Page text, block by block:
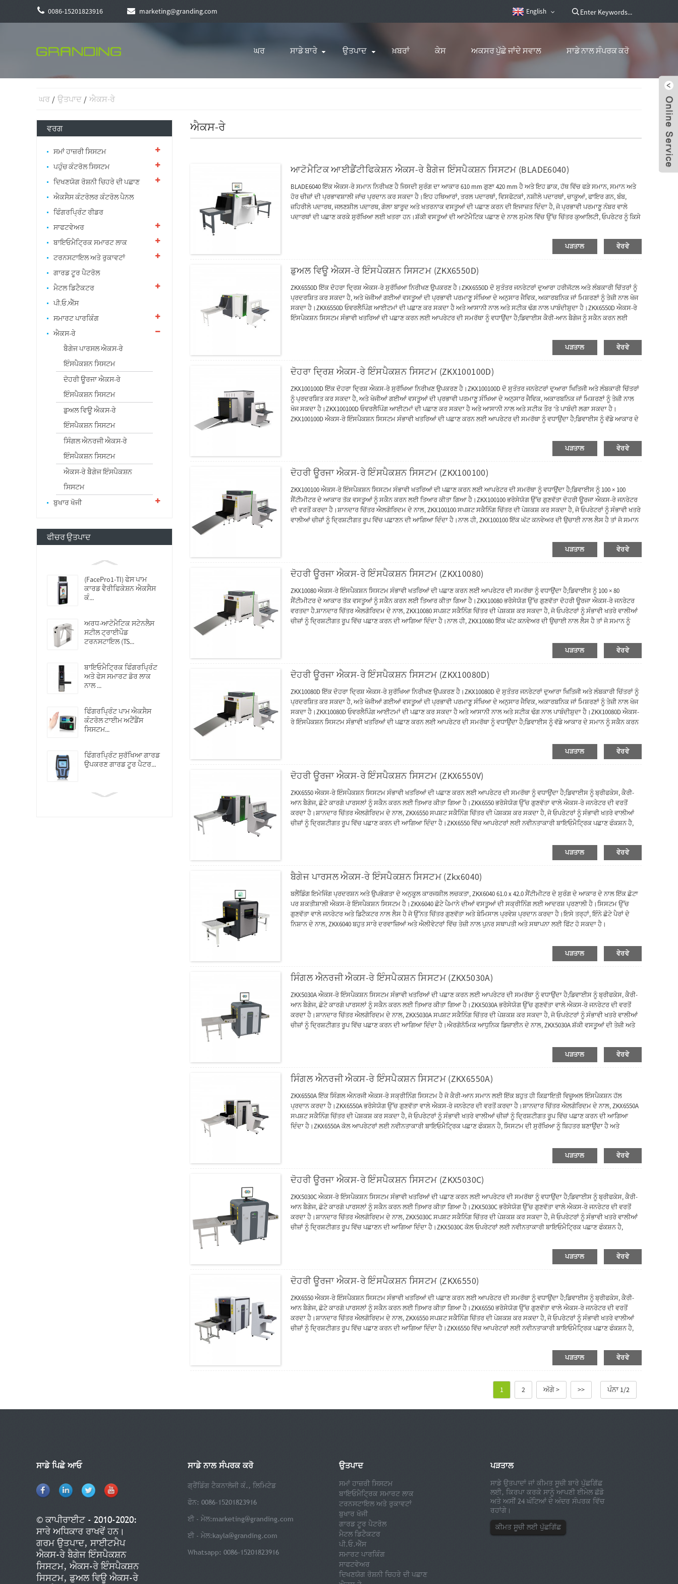
0086-15201823916 marketing@granding.com English
ਘਰ ਸਾਡੇ ਬਾਰੇ ਉਤਪਾਦ ਖ਼ਬਰਾਂ ਕੇਸ ਅਕਸਰ ਪੁੱਛੇ ਜਾਂਦੇ ਸਵਾਲ ਸਾਡੇ ਨਾਲ ਸੰਪਰਕ ਕਰੋ
ਘਰ ਉਤਪਾਦ ਐਕਸ-ਰੇ
ਵਰਗ
ਸਮਾਂ ਹਾਜ਼ਰੀ ਸਿਸਟਮ
ਪਹੁੰਚ ਕੰਟਰੋਲ ਸਿਸਟਮ
ਦਿਖਣਯੋਗ ਰੋਸ਼ਨੀ ਚਿਹਰੇ ਦੀ ਪਛਾਣ
ਐਕਸੈਸ ਕੰਟਰੋਲਰ ਕੰਟਰੋਲ ਪੈਨਲ
ਫਿੰਗਰਪ੍ਰਿੰਟ ਰੀਡਰ
ਸਾਫਟਵੇਅਰ
ਬਾਇਓਮੈਟ੍ਰਿਕ ਸਮਾਰਟ ਲਾਕ
ਟਰਨਸਟਾਇਲ ਅਤੇ ਰੁਕਾਵਟਾਂ
ਗਾਰਡ ਟੂਰ ਪੈਟਰੋਲ
ਮੈਟਲ ਡਿਟੈਕਟਰ
ਪੀ.ਓ.ਐੱਸ
ਸਮਾਰਟ ਪਾਰਕਿੰਗ
ਐਕਸ-ਰੇ
ਬੈਗੇਜ ਪਾਰਸਲ ਐਕਸ-ਰੇ
ਇੰਸਪੈਕਸ਼ਨ ਸਿਸਟਮ
ਦੋਹਰੀ ਊਰਜਾ ਐਕਸ-ਰੇ
ਇੰਸਪੈਕਸ਼ਨ ਸਿਸਟਮ
ਡੁਅਲ ਵਿਊ ਐਕਸ-ਰੇ
ਇੰਸਪੈਕਸ਼ਨ ਸਿਸਟਮ
ਸਿੰਗਲ ਐਨਰਜੀ ਐਕਸ-ਰੇ
ਇੰਸਪੈਕਸ਼ਨ ਸਿਸਟਮ
ਐਕਸ-ਰੇ ਬੈਗੇਜ ਇੰਸਪੈਕਸ਼ਨ
ਸਿਸਟਮ
ਬੁਖਾਰ ਖੋਜੀ
ਫੀਚਰ ਉਤਪਾਦ
(FacePro1-TI) ਫੇਸ ਪਾਮ
ਕਾਰਡ ਵੈਰੀਫਿਕੇਸ਼ਨ ਐਕਸੈਸ
ਕੰ...
ਅਰਧ-ਆਟੋਮੈਟਿਕ ਸਟੇਨਲੈਸ
ਸਟੀਲ ਟ੍ਰਾਈਪੌਡ
ਟਰਨਸਟਾਇਲ (TS...
ਬਾਇਓਮੈਟ੍ਰਿਕ ਫਿੰਗਰਪ੍ਰਿੰਟ
ਅਤੇ ਫੇਸ ਸਮਾਰਟ ਡੋਰ ਲਾਕ
ਨਾਲ ...
ਫਿੰਗਰਪ੍ਰਿੰਟ ਪਾਮ ਐਕਸੈਸ
ਕੰਟਰੋਲ ਟਾਈਮ ਅਟੈਂਡੈਂਸ
ਸਿਸਟਮ...
ਫਿੰਗਰਪ੍ਰਿੰਟ ਸੁਰੱਖਿਆ ਗਾਰਡ
ਉਪਕਰਣ ਗਾਰਡ ਟੂਰ ਪੈਟਰ...
ਐਕਸ-ਰੇ
ਆਟੋਮੈਟਿਕ ਆਈਡੈਂਟੀਫਿਕੇਸ਼ਨ ਐਕਸ-ਰੇ ਬੈਗੇਜ ਇੰਸਪੈਕਸ਼ਨ ਸਿਸਟਮ (BLADE6040)
BLADE6040 ਇੱਕ ਐਕਸ-ਰੇ ਸਮਾਨ ਨਿਰੀਖਣ ਹੈ ਜਿਸਦੀ ਸੁਰੰਗ ਦਾ ਆਕਾਰ 610 mm ਗੁਣਾ 420 mm ਹੈ ਅਤੇ ਇਹ ਡਾਕ, ਹੱਥ ਵਿੱਚ ਫੜੇ ਸਮਾਨ, ਸਮਾਨ ਅਤੇ
ਹੋਰ ਚੀਜ਼ਾਂ ਦੀ ਪ੍ਰਭਾਵਸ਼ਾਲੀ ਜਾਂਚ ਪ੍ਰਦਾਨ ਕਰ ਸਕਦਾ ਹੈ।ਇਹ ਹਥਿਆਰਾਂ, ਤਰਲ ਪਦਾਰਥਾਂ, ਵਿਸਫੋਟਕਾਂ, ਨਸ਼ੀਲੇ ਪਦਾਰਥਾਂ, ਚਾਕੂਆਂ, ਫਾਇਰ ਗਨ, ਬੰਬ,
ਜ਼ਹਿਰੀਲੇ ਪਦਾਰਥ, ਜਲਣਸ਼ੀਲ ਪਦਾਰਥ, ਗੋਲਾ ਬਾਰੂਦ ਅਤੇ ਖਤਰਨਾਕ ਵਸਤੂਆਂ ਦੀ ਪਛਾਣ ਕਰਨ ਦੀ ਇਜਾਜ਼ਤ ਦਿੰਦਾ ਹੈ, ਜੋ ਪ੍ਰਭਾਵੀ ਪਰਮਾਣੂ ਨੰਬਰ ਵਾਲੇ
ਪਦਾਰਥਾਂ ਦੀ ਪਛਾਣ ਕਰਕੇ ਸੁਰੱਖਿਆ ਲਈ ਖਤਰਾ ਹਨ।ਸ਼ੱਕੀ ਵਸਤੂਆਂ ਦੀ ਆਟੋਮੈਟਿਕ ਪਛਾਣ ਦੇ ਨਾਲ ਸੁਮੇਲ ਵਿੱਚ ਉੱਚ ਚਿੱਤਰ ਕੁਆਲਿਟੀ, ਓਪਰੇਟਰ ਨੂੰ ਕਿਸੇ
ਪੜਤਾਲ ਵੇਰਵੇ
ਡੁਅਲ ਵਿਊ ਐਕਸ-ਰੇ ਇੰਸਪੈਕਸ਼ਨ ਸਿਸਟਮ (ZKX6550D)
ZKX6550D ਇੱਕ ਦੋਹਰਾ ਦ੍ਰਿਸ਼ ਐਕਸ-ਰੇ ਸੁਰੱਖਿਆ ਨਿਰੀਖਣ ਉਪਕਰਣ ਹੈ।ZKX6550D ਦੋ ਸੁਤੰਤਰ ਜਨਰੇਟਰਾਂ ਦੁਆਰਾ ਹਰੀਜੱਟਲ ਅਤੇ ਲੰਬਕਾਰੀ ਚਿੱਤਰਾਂ ਨੂੰ
ਪ੍ਰਦਰਸ਼ਿਤ ਕਰ ਸਕਦਾ ਹੈ, ਅਤੇ ਖੋਜੀਆਂ ਗਈਆਂ ਵਸਤੂਆਂ ਦੀ ਪ੍ਰਭਾਵੀ ਪਰਮਾਣੂ ਸੰਖਿਆ ਦੇ ਅਨੁਸਾਰ ਜੈਵਿਕ, ਅਕਾਰਬਨਿਕ ਜਾਂ ਮਿਸ਼ਰਣਾਂ ਨੂੰ ਤੇਜ਼ੀ ਨਾਲ ਖੋਜ
ਸਕਦਾ ਹੈ।ZKX6550D ਓਵਰਲੈਪਿੰਗ ਆਈਟਮਾਂ ਦੀ ਪਛਾਣ ਕਰ ਸਕਦਾ ਹੈ ਅਤੇ ਆਸਾਨੀ ਨਾਲ ਅਤੇ ਸਟੀਕ ਢੰਗ ਨਾਲ ਪਾਬੰਦੀਸ਼ੁਦਾ ਹੈ।ZKX6550D ਐਕਸ-ਰੇ
ਇੰਸਪੈਕਸ਼ਨ ਸਿਸਟਮ ਸੰਭਾਵੀ ਖਤਰਿਆਂ ਦੀ ਪਛਾਣ ਕਰਨ ਲਈ ਆਪਰੇਟਰ ਦੀ ਸਮਰੱਥਾ ਨੂੰ ਵਧਾਉਂਦਾ ਹੈ;ਡਿਵਾਈਸ ਕੈਰੀ-ਆਨ ਬੈਗੇਜ ਨੂੰ ਸਕੈਨ ਕਰਨ ਲਈ
ਕੋਲ ਓਪਰੇਟਰਾਂ ਲਈ ਨਵੀਨਤਾਕਾਰੀ ਬਾਇਓਮੈਟ੍ਰਿਕ ਪਛਾਣ ਫੰਕਸ਼ਨ ਹੈ, ਸਿਸਟਮ ਦੀ ਸੁਰੱਖਿਆ ਨੂੰ ਬਿਹਤਰ ਬਣਾਉਂਦਾ ਹੈ ਅਤੇ ਆਪਰੇਟਰ ਨੂੰ ਪਾਸਵਰਡ ਭੁੱਲਣ ਤੋਂ
ਰੋਕਦਾ ਹੈ।ਐਰਗੋਨੋਮਿਕ ਆਧੁਨਿਕ ਡਿਜ਼ਾਈਨ ਦੇ ਨਾਲ, ZKX6550D ਸ਼ੱਕੀ ਵਸਤੂਆਂ ਦੀ ਤੇਜ਼ੀ ਅਤੇ ਸਟੀਕਤਾ ਨਾਲ ਪਛਾਣ ਕਰਨ ਵਿੱਚ ਆਪਰੇਟਰਾਂ ਦੀ ਮਦਦ ਕਰ
ਪੜਤਾਲ ਵੇਰਵੇ
ਦੋਹਰਾ ਦ੍ਰਿਸ਼ ਐਕਸ-ਰੇ ਇੰਸਪੈਕਸ਼ਨ ਸਿਸਟਮ (ZKX100100D)
ZKX100100D ਇੱਕ ਦੋਹਰਾ ਦ੍ਰਿਸ਼ ਐਕਸ-ਰੇ ਸੁਰੱਖਿਆ ਨਿਰੀਖਣ ਉਪਕਰਣ ਹੈ।ZKX100100D ਦੋ ਸੁਤੰਤਰ ਜਨਰੇਟਰਾਂ ਦੁਆਰਾ ਖਿਤਿਜੀ ਅਤੇ ਲੰਬਕਾਰੀ ਚਿੱਤਰਾਂ
ਨੂੰ ਪ੍ਰਦਰਸ਼ਿਤ ਕਰ ਸਕਦਾ ਹੈ, ਅਤੇ ਖੋਜੀਆਂ ਗਈਆਂ ਵਸਤੂਆਂ ਦੀ ਪ੍ਰਭਾਵੀ ਪਰਮਾਣੂ ਸੰਖਿਆ ਦੇ ਅਨੁਸਾਰ ਜੈਵਿਕ, ਅਕਾਰਬਨਿਕ ਜਾਂ ਮਿਸ਼ਰਣਾਂ ਨੂੰ ਤੇਜ਼ੀ ਨਾਲ
ਖੋਜ ਸਕਦਾ ਹੈ।ZKX100100D ਓਵਰਲੈਪਿੰਗ ਆਈਟਮਾਂ ਦੀ ਪਛਾਣ ਕਰ ਸਕਦਾ ਹੈ ਅਤੇ ਆਸਾਨੀ ਨਾਲ ਅਤੇ ਸਟੀਕ ਤੌਰ 'ਤੇ ਪਾਬੰਦੀ ਲਗਾ ਸਕਦਾ ਹੈ।
ZKX100100D ਐਕਸ-ਰੇ ਇੰਸਪੈਕਸ਼ਨ ਸਿਸਟਮ ਸੰਭਾਵੀ ਖਤਰਿਆਂ ਦੀ ਪਛਾਣ ਕਰਨ ਲਈ ਆਪਰੇਟਰ ਦੀ ਸਮਰੱਥਾ ਨੂੰ ਵਧਾਉਂਦਾ ਹੈ;ਡਿਵਾਈਸ ਨੂੰ ਵੱਡੇ ਆਕਾਰ ਦੇ
ਸੁਰੱਖਿਆ ਨੂੰ ਬਿਹਤਰ ਬਣਾਉਂਦਾ ਹੈ ਅਤੇ ਆਪਰੇਟਰ ਨੂੰ ਪਾਸਵਰਡ ਭੁੱਲਣ ਤੋਂ ਰੋਕਦਾ ਹੈ।ਐਰਗੋਨੋਮਿਕ ਆਧੁਨਿਕ ਡਿਜ਼ਾਈਨ ਦੇ ਨਾਲ, ZKX100100D ਸ਼ੱਕੀ ਵਸਤੂਆਂ
ਪੜਤਾਲ ਵੇਰਵੇ
ਦੋਹਰੀ ਊਰਜਾ ਐਕਸ-ਰੇ ਇੰਸਪੈਕਸ਼ਨ ਸਿਸਟਮ (ZKX100100)
ZKX100100 ਐਕਸ-ਰੇ ਇੰਸਪੈਕਸ਼ਨ ਸਿਸਟਮ ਸੰਭਾਵੀ ਖਤਰਿਆਂ ਦੀ ਪਛਾਣ ਕਰਨ ਲਈ ਆਪਰੇਟਰ ਦੀ ਸਮਰੱਥਾ ਨੂੰ ਵਧਾਉਂਦਾ ਹੈ;ਡਿਵਾਈਸ ਨੂੰ 100 × 100
ਸੈਂਟੀਮੀਟਰ ਦੇ ਆਕਾਰ ਤੱਕ ਵਸਤੂਆਂ ਨੂੰ ਸਕੈਨ ਕਰਨ ਲਈ ਤਿਆਰ ਕੀਤਾ ਗਿਆ ਹੈ।ZKX100100 ਭਰੋਸੇਯੋਗ ਉੱਚ ਗੁਣਵੱਤਾ ਦੋਹਰੀ ਊਰਜਾ ਐਕਸ-ਰੇ ਜਨਰੇਟਰ
ਦੀ ਵਰਤੋਂ ਕਰਦਾ ਹੈ।ਸ਼ਾਨਦਾਰ ਚਿੱਤਰ ਐਲਗੋਰਿਦਮ ਦੇ ਨਾਲ, ZKX100100 ਸਪਸ਼ਟ ਸਕੈਨਿੰਗ ਚਿੱਤਰ ਦੀ ਪੇਸ਼ਕਸ਼ ਕਰ ਸਕਦਾ ਹੈ, ਜੋ ਓਪਰੇਟਰਾਂ ਨੂੰ ਸੰਭਾਵੀ ਖਤਰੇ
ਵਾਲੀਆਂ ਚੀਜ਼ਾਂ ਨੂੰ ਦ੍ਰਿਸ਼ਟੀਗਤ ਰੂਪ ਵਿੱਚ ਪਛਾਣਨ ਦੀ ਆਗਿਆ ਦਿੰਦਾ ਹੈ।ਨਾਲ ਹੀ, ZKX100100 ਇੱਕ ਘੱਟ ਕਨਵੇਅਰ ਦੀ ਉਚਾਈ ਨਾਲ ਲੈਸ ਹੈ ਤਾਂ ਜੋ ਸਮਾਨ
ਸੁਧਾਰ ਕਰਨਾ ਅਤੇ ਆਪਰੇਟਰ ਨੂੰ ਪਾਸਵਰਡ ਭੁੱਲਣ ਤੋਂ ਰੋਕਦਾ ਹੈ।ਐਰਗੋਨੋਮਿਕ ਆਧੁਨਿਕ ਡਿਜ਼ਾਈਨ ਦੇ ਨਾਲ, ZKX100100 ਸ਼ੱਕੀ ਵਸਤੂਆਂ ਨੂੰ ਤੇਜ਼ ਅਤੇ ਸਹੀ ਢੰਗ
ਪੜਤਾਲ ਵੇਰਵੇ
ਦੋਹਰੀ ਊਰਜਾ ਐਕਸ-ਰੇ ਇੰਸਪੈਕਸ਼ਨ ਸਿਸਟਮ (ZKX10080)
ZKX10080 ਐਕਸ-ਰੇ ਇੰਸਪੈਕਸ਼ਨ ਸਿਸਟਮ ਸੰਭਾਵੀ ਖਤਰਿਆਂ ਦੀ ਪਛਾਣ ਕਰਨ ਲਈ ਆਪਰੇਟਰ ਦੀ ਸਮਰੱਥਾ ਨੂੰ ਵਧਾਉਂਦਾ ਹੈ;ਡਿਵਾਈਸ ਨੂੰ 100 × 80
ਸੈਂਟੀਮੀਟਰ ਦੇ ਆਕਾਰ ਤੱਕ ਵਸਤੂਆਂ ਨੂੰ ਸਕੈਨ ਕਰਨ ਲਈ ਤਿਆਰ ਕੀਤਾ ਗਿਆ ਹੈ।ZKX10080 ਭਰੋਸੇਯੋਗ ਉੱਚ ਗੁਣਵੱਤਾ ਦੋਹਰੀ ਊਰਜਾ ਐਕਸ-ਰੇ ਜਨਰੇਟਰ
ਵਰਤਦਾ ਹੈ.ਸ਼ਾਨਦਾਰ ਚਿੱਤਰ ਐਲਗੋਰਿਦਮ ਦੇ ਨਾਲ, ZKX10080 ਸਪਸ਼ਟ ਸਕੈਨਿੰਗ ਚਿੱਤਰ ਦੀ ਪੇਸ਼ਕਸ਼ ਕਰ ਸਕਦਾ ਹੈ, ਜੋ ਓਪਰੇਟਰਾਂ ਨੂੰ ਸੰਭਾਵੀ ਖਤਰੇ ਵਾਲੀਆਂ
ਚੀਜ਼ਾਂ ਨੂੰ ਦ੍ਰਿਸ਼ਟੀਗਤ ਰੂਪ ਵਿੱਚ ਪਛਾਣ ਕਰਨ ਦੀ ਆਗਿਆ ਦਿੰਦਾ ਹੈ।ਨਾਲ ਹੀ, ZKX10080 ਇੱਕ ਘੱਟ ਕਨਵੇਅਰ ਦੀ ਉਚਾਈ ਨਾਲ ਲੈਸ ਹੈ ਤਾਂ ਜੋ ਸਮਾਨ ਨੂੰ
ਬਣਾਉਂਦਾ ਹੈ ਅਤੇ ਆਪਰੇਟਰ ਨੂੰ ਪਾਸਵਰਡ ਭੁੱਲਣ ਤੋਂ ਰੋਕਦਾ ਹੈ।ਕਨਵੇਅਰ ਨੂੰ ਪੈਕੇਜ ਵਾਲੀਅਮ ਨੂੰ ਘਟਾਉਣ ਲਈ ਫੋਲਡ ਕੀਤਾ ਜਾ ਸਕਦਾ ਹੈ ਤਾਂ ਜੋ ਆਵਾਜਾਈ ਦੀ
ਪੜਤਾਲ ਵੇਰਵੇ
ਦੋਹਰੀ ਊਰਜਾ ਐਕਸ-ਰੇ ਇੰਸਪੈਕਸ਼ਨ ਸਿਸਟਮ (ZKX10080D)
ZKX10080D ਇੱਕ ਦੋਹਰਾ ਦ੍ਰਿਸ਼ ਐਕਸ-ਰੇ ਸੁਰੱਖਿਆ ਨਿਰੀਖਣ ਉਪਕਰਣ ਹੈ।ZKX10080D ਦੋ ਸੁਤੰਤਰ ਜਨਰੇਟਰਾਂ ਦੁਆਰਾ ਖਿਤਿਜੀ ਅਤੇ ਲੰਬਕਾਰੀ ਚਿੱਤਰਾਂ ਨੂੰ
ਪ੍ਰਦਰਸ਼ਿਤ ਕਰ ਸਕਦਾ ਹੈ, ਅਤੇ ਖੋਜੀਆਂ ਗਈਆਂ ਵਸਤੂਆਂ ਦੀ ਪ੍ਰਭਾਵੀ ਪਰਮਾਣੂ ਸੰਖਿਆ ਦੇ ਅਨੁਸਾਰ ਜੈਵਿਕ, ਅਕਾਰਬਨਿਕ ਜਾਂ ਮਿਸ਼ਰਣਾਂ ਨੂੰ ਤੇਜ਼ੀ ਨਾਲ ਖੋਜ
ਸਕਦਾ ਹੈ।ZKX10080D ਓਵਰਲੈਪਿੰਗ ਆਈਟਮਾਂ ਦੀ ਪਛਾਣ ਕਰ ਸਕਦਾ ਹੈ ਅਤੇ ਆਸਾਨੀ ਨਾਲ ਅਤੇ ਸਟੀਕ ਢੰਗ ਨਾਲ ਪਾਬੰਦੀਸ਼ੁਦਾ ਹੈ।ZKX10080D ਐਕਸ-
ਰੇ ਇੰਸਪੈਕਸ਼ਨ ਸਿਸਟਮ ਸੰਭਾਵੀ ਖਤਰਿਆਂ ਦੀ ਪਛਾਣ ਕਰਨ ਲਈ ਆਪਰੇਟਰ ਦੀ ਸਮਰੱਥਾ ਨੂੰ ਵਧਾਉਂਦਾ ਹੈ;ਡਿਵਾਈਸ ਨੂੰ ਵੱਡੇ ਆਕਾਰ ਦੇ ਸਮਾਨ ਨੂੰ ਸਕੈਨ ਕਰਨ
ਬਣਾਉਂਦਾ ਹੈ ਅਤੇ ਆਪਰੇਟਰ ਨੂੰ ਪਾਸਵਰਡ ਭੁੱਲਣ ਤੋਂ ਰੋਕਦਾ ਹੈ।ਐਰਗੋਨੋਮਿਕ ਆਧੁਨਿਕ ਡਿਜ਼ਾਈਨ ਦੇ ਨਾਲ, ZKX10080D ਸ਼ੱਕੀ ਵਸਤੂਆਂ ਦੀ ਤੇਜ਼ੀ ਅਤੇ
ਪੜਤਾਲ ਵੇਰਵੇ
ਦੋਹਰੀ ਊਰਜਾ ਐਕਸ-ਰੇ ਇੰਸਪੈਕਸ਼ਨ ਸਿਸਟਮ (ZKX6550V)
ZKX6550 ਐਕਸ-ਰੇ ਇੰਸਪੈਕਸ਼ਨ ਸਿਸਟਮ ਸੰਭਾਵੀ ਖਤਰਿਆਂ ਦੀ ਪਛਾਣ ਕਰਨ ਲਈ ਆਪਰੇਟਰ ਦੀ ਸਮਰੱਥਾ ਨੂੰ ਵਧਾਉਂਦਾ ਹੈ;ਡਿਵਾਈਸ ਨੂੰ ਬ੍ਰੀਫਕੇਸ, ਕੈਰੀ-
ਆਨ ਬੈਗੇਜ, ਛੋਟੇ ਕਾਰਗੋ ਪਾਰਸਲਾਂ ਨੂੰ ਸਕੈਨ ਕਰਨ ਲਈ ਤਿਆਰ ਕੀਤਾ ਗਿਆ ਹੈ।ZKX6550 ਭਰੋਸੇਯੋਗ ਉੱਚ ਗੁਣਵੱਤਾ ਵਾਲੇ ਐਕਸ-ਰੇ ਜਨਰੇਟਰ ਦੀ ਵਰਤੋਂ
ਕਰਦਾ ਹੈ।ਸ਼ਾਨਦਾਰ ਚਿੱਤਰ ਐਲਗੋਰਿਦਮ ਦੇ ਨਾਲ, ZKX6550 ਸਪਸ਼ਟ ਸਕੈਨਿੰਗ ਚਿੱਤਰ ਦੀ ਪੇਸ਼ਕਸ਼ ਕਰ ਸਕਦਾ ਹੈ, ਜੋ ਓਪਰੇਟਰਾਂ ਨੂੰ ਸੰਭਾਵੀ ਖਤਰੇ ਵਾਲੀਆਂ
ਚੀਜ਼ਾਂ ਨੂੰ ਦ੍ਰਿਸ਼ਟੀਗਤ ਰੂਪ ਵਿੱਚ ਪਛਾਣ ਕਰਨ ਦੀ ਆਗਿਆ ਦਿੰਦਾ ਹੈ।ZKX6550 ਵਿੱਚ ਆਪਰੇਟਰਾਂ ਲਈ ਨਵੀਨਤਾਕਾਰੀ ਬਾਇਓਮੈਟ੍ਰਿਕ ਪਛਾਣ ਫੰਕਸ਼ਨ ਹੈ,
ਪੜਤਾਲ
ਵੇਰਵੇ
ਬੈਗੇਜ ਪਾਰਸਲ ਐਕਸ-ਰੇ ਇੰਸਪੈਕਸ਼ਨ ਸਿਸਟਮ (Zkx6040)
ਬਲੈਂਡਿੰਗ ਇਮੇਜਿੰਗ ਪ੍ਰਦਰਸ਼ਨ ਅਤੇ ਉਪਭੋਗਤਾ ਦੇ ਅਨੁਕੂਲ ਕਾਰਜਸ਼ੀਲ ਲਚਕਤਾ, ZKX6040 61.0 x 42.0 ਸੈਂਟੀਮੀਟਰ ਦੇ ਸੁਰੰਗ ਦੇ ਆਕਾਰ ਦੇ ਨਾਲ ਇੱਕ ਛੋਟਾ
ਪਰ ਸ਼ਕਤੀਸ਼ਾਲੀ ਐਕਸ-ਰੇ ਇੰਸਪੈਕਸ਼ਨ ਸਿਸਟਮ ਹੈ।ZKX6040 ਛੋਟੇ ਪੈਮਾਨੇ ਦੀਆਂ ਵਸਤੂਆਂ ਦੀ ਸਕ੍ਰੀਨਿੰਗ ਲਈ ਆਦਰਸ਼ ਪ੍ਰਣਾਲੀ ਹੈ।ਸਿਸਟਮ ਉੱਚ
ਗੁਣਵੱਤਾ ਵਾਲੇ ਜਨਰੇਟਰ ਅਤੇ ਡਿਟੈਕਟਰ ਨਾਲ ਲੈਸ ਹੈ ਜੋ ਉੱਨਤ ਚਿੱਤਰ ਗੁਣਵੱਤਾ ਅਤੇ ਬੇਮਿਸਾਲ ਪ੍ਰਵੇਸ਼ ਪ੍ਰਦਾਨ ਕਰਦਾ ਹੈ।ਇਸੇ ਤਰ੍ਹਾਂ, ਇੰਨੇ ਛੋਟੇ ਪੈਰਾਂ ਦੇ
ਨਿਸ਼ਾਨ ਦੇ ਨਾਲ, ZKX6040 ਬਹੁਤ ਸਾਰੇ ਦਰਵਾਜ਼ਿਆਂ ਅਤੇ ਐਲੀਵੇਟਰਾਂ ਵਿੱਚ ਤੇਜ਼ੀ ਨਾਲ ਪੁਨਰ ਸਥਾਪਤੀ ਅਤੇ ਸਥਾਪਨਾ ਲਈ ਫਿੱਟ ਹੋ ਸਕਦਾ ਹੈ।
ਪੜਤਾਲ ਵੇਰਵੇ
ਸਿੰਗਲ ਐਨਰਜੀ ਐਕਸ-ਰੇ ਇੰਸਪੈਕਸ਼ਨ ਸਿਸਟਮ (ZKX5030A)
ZKX5030A ਐਕਸ-ਰੇ ਇੰਸਪੈਕਸ਼ਨ ਸਿਸਟਮ ਸੰਭਾਵੀ ਖਤਰਿਆਂ ਦੀ ਪਛਾਣ ਕਰਨ ਲਈ ਆਪਰੇਟਰ ਦੀ ਸਮਰੱਥਾ ਨੂੰ ਵਧਾਉਂਦਾ ਹੈ;ਡਿਵਾਈਸ ਨੂੰ ਬ੍ਰੀਫਕੇਸ, ਕੈਰੀ-
ਆਨ ਬੈਗੇਜ, ਛੋਟੇ ਕਾਰਗੋ ਪਾਰਸਲਾਂ ਨੂੰ ਸਕੈਨ ਕਰਨ ਲਈ ਤਿਆਰ ਕੀਤਾ ਗਿਆ ਹੈ।ZKX5030A ਭਰੋਸੇਯੋਗ ਉੱਚ ਗੁਣਵੱਤਾ ਵਾਲੇ ਐਕਸ-ਰੇ ਜਨਰੇਟਰ ਦੀ ਵਰਤੋਂ
ਕਰਦਾ ਹੈ।ਸ਼ਾਨਦਾਰ ਚਿੱਤਰ ਐਲਗੋਰਿਦਮ ਦੇ ਨਾਲ, ZKX5030A ਸਪਸ਼ਟ ਸਕੈਨਿੰਗ ਚਿੱਤਰ ਦੀ ਪੇਸ਼ਕਸ਼ ਕਰ ਸਕਦਾ ਹੈ, ਜੋ ਓਪਰੇਟਰਾਂ ਨੂੰ ਸੰਭਾਵੀ ਖਤਰੇ ਵਾਲੀਆਂ
ਚੀਜ਼ਾਂ ਨੂੰ ਦ੍ਰਿਸ਼ਟੀਗਤ ਰੂਪ ਵਿੱਚ ਪਛਾਣ ਕਰਨ ਦੀ ਆਗਿਆ ਦਿੰਦਾ ਹੈ।ਐਰਗੋਨੋਮਿਕ ਆਧੁਨਿਕ ਡਿਜ਼ਾਈਨ ਦੇ ਨਾਲ, ZKX5030A ਸ਼ੱਕੀ ਵਸਤੂਆਂ ਦੀ ਤੇਜ਼ੀ ਅਤੇ
ਪੜਤਾਲ ਵੇਰਵੇ
ਸਿੰਗਲ ਐਨਰਜੀ ਐਕਸ-ਰੇ ਇੰਸਪੈਕਸ਼ਨ ਸਿਸਟਮ (ZKX6550A)
ZKX6550A ਇੱਕ ਸਿੰਗਲ ਐਨਰਜੀ ਐਕਸ-ਰੇ ਸਕ੍ਰੀਨਿੰਗ ਸਿਸਟਮ ਹੈ ਜੋ ਕੈਰੀ-ਆਨ ਸਮਾਨ ਲਈ ਇੱਕ ਬਹੁਤ ਹੀ ਕਿਫ਼ਾਇਤੀ ਵਿਜ਼ੂਅਲ ਇੰਸਪੈਕਸ਼ਨ ਹੱਲ
ਪ੍ਰਦਾਨ ਕਰਦਾ ਹੈ।ZKX6550A ਭਰੋਸੇਯੋਗ ਉੱਚ ਗੁਣਵੱਤਾ ਵਾਲੇ ਐਕਸ-ਰੇ ਜਨਰੇਟਰ ਦੀ ਵਰਤੋਂ ਕਰਦਾ ਹੈ।ਸ਼ਾਨਦਾਰ ਚਿੱਤਰ ਐਲਗੋਰਿਦਮ ਦੇ ਨਾਲ, ZKX6550A
ਸਪਸ਼ਟ ਸਕੈਨਿੰਗ ਚਿੱਤਰ ਦੀ ਪੇਸ਼ਕਸ਼ ਕਰ ਸਕਦਾ ਹੈ, ਜੋ ਓਪਰੇਟਰਾਂ ਨੂੰ ਸੰਭਾਵੀ ਖਤਰੇ ਵਾਲੀਆਂ ਚੀਜ਼ਾਂ ਨੂੰ ਦ੍ਰਿਸ਼ਟੀਗਤ ਰੂਪ ਵਿੱਚ ਪਛਾਣ ਕਰਨ ਦੀ ਆਗਿਆ
ਦਿੰਦਾ ਹੈ।ZKX6550A ਕੋਲ ਆਪਰੇਟਰਾਂ ਲਈ ਨਵੀਨਤਾਕਾਰੀ ਬਾਇਓਮੈਟ੍ਰਿਕ ਪਛਾਣ ਫੰਕਸ਼ਨ ਹੈ, ਸਿਸਟਮ ਦੀ ਸੁਰੱਖਿਆ ਨੂੰ ਬਿਹਤਰ ਬਣਾਉਂਦਾ ਹੈ ਅਤੇ
ਪੜਤਾਲ
ਵੇਰਵੇ
ਦੋਹਰੀ ਊਰਜਾ ਐਕਸ-ਰੇ ਇੰਸਪੈਕਸ਼ਨ ਸਿਸਟਮ (ZKX5030C)
ZKX5030C ਐਕਸ-ਰੇ ਇੰਸਪੈਕਸ਼ਨ ਸਿਸਟਮ ਸੰਭਾਵੀ ਖਤਰਿਆਂ ਦੀ ਪਛਾਣ ਕਰਨ ਲਈ ਆਪਰੇਟਰ ਦੀ ਸਮਰੱਥਾ ਨੂੰ ਵਧਾਉਂਦਾ ਹੈ;ਡਿਵਾਈਸ ਨੂੰ ਬ੍ਰੀਫਕੇਸ, ਕੈਰੀ-
ਆਨ ਬੈਗੇਜ, ਛੋਟੇ ਕਾਰਗੋ ਪਾਰਸਲਾਂ ਨੂੰ ਸਕੈਨ ਕਰਨ ਲਈ ਤਿਆਰ ਕੀਤਾ ਗਿਆ ਹੈ।ZKX5030C ਭਰੋਸੇਯੋਗ ਉੱਚ ਗੁਣਵੱਤਾ ਵਾਲੇ ਐਕਸ-ਰੇ ਜਨਰੇਟਰ ਦੀ ਵਰਤੋਂ
ਕਰਦਾ ਹੈ।ਸ਼ਾਨਦਾਰ ਚਿੱਤਰ ਐਲਗੋਰਿਦਮ ਦੇ ਨਾਲ, ZKX5030C ਸਪਸ਼ਟ ਸਕੈਨਿੰਗ ਚਿੱਤਰ ਦੀ ਪੇਸ਼ਕਸ਼ ਕਰ ਸਕਦਾ ਹੈ, ਜੋ ਓਪਰੇਟਰਾਂ ਨੂੰ ਸੰਭਾਵੀ ਖਤਰੇ ਵਾਲੀਆਂ
ਚੀਜ਼ਾਂ ਨੂੰ ਦ੍ਰਿਸ਼ਟੀਗਤ ਰੂਪ ਵਿੱਚ ਪਛਾਣਨ ਦੀ ਆਗਿਆ ਦਿੰਦਾ ਹੈ।ZKX5030C ਕੋਲ ਓਪਰੇਟਰਾਂ ਲਈ ਨਵੀਨਤਾਕਾਰੀ ਬਾਇਓਮੈਟ੍ਰਿਕ ਪਛਾਣ ਫੰਕਸ਼ਨ ਹੈ,
ਪੜਤਾਲ
ਵੇਰਵੇ
ਦੋਹਰੀ ਊਰਜਾ ਐਕਸ-ਰੇ ਇੰਸਪੈਕਸ਼ਨ ਸਿਸਟਮ (ZKX6550)
ZKX6550 ਐਕਸ-ਰੇ ਇੰਸਪੈਕਸ਼ਨ ਸਿਸਟਮ ਸੰਭਾਵੀ ਖਤਰਿਆਂ ਦੀ ਪਛਾਣ ਕਰਨ ਲਈ ਆਪਰੇਟਰ ਦੀ ਸਮਰੱਥਾ ਨੂੰ ਵਧਾਉਂਦਾ ਹੈ;ਡਿਵਾਈਸ ਨੂੰ ਬ੍ਰੀਫਕੇਸ, ਕੈਰੀ-
ਆਨ ਬੈਗੇਜ, ਛੋਟੇ ਕਾਰਗੋ ਪਾਰਸਲਾਂ ਨੂੰ ਸਕੈਨ ਕਰਨ ਲਈ ਤਿਆਰ ਕੀਤਾ ਗਿਆ ਹੈ।ZKX6550 ਭਰੋਸੇਯੋਗ ਉੱਚ ਗੁਣਵੱਤਾ ਵਾਲੇ ਐਕਸ-ਰੇ ਜਨਰੇਟਰ ਦੀ ਵਰਤੋਂ
ਕਰਦਾ ਹੈ।ਸ਼ਾਨਦਾਰ ਚਿੱਤਰ ਐਲਗੋਰਿਦਮ ਦੇ ਨਾਲ, ZKX6550 ਸਪਸ਼ਟ ਸਕੈਨਿੰਗ ਚਿੱਤਰ ਦੀ ਪੇਸ਼ਕਸ਼ ਕਰ ਸਕਦਾ ਹੈ, ਜੋ ਓਪਰੇਟਰਾਂ ਨੂੰ ਸੰਭਾਵੀ ਖਤਰੇ ਵਾਲੀਆਂ
ਚੀਜ਼ਾਂ ਨੂੰ ਦ੍ਰਿਸ਼ਟੀਗਤ ਰੂਪ ਵਿੱਚ ਪਛਾਣ ਕਰਨ ਦੀ ਆਗਿਆ ਦਿੰਦਾ ਹੈ।ZKX6550 ਵਿੱਚ ਆਪਰੇਟਰਾਂ ਲਈ ਨਵੀਨਤਾਕਾਰੀ ਬਾਇਓਮੈਟ੍ਰਿਕ ਪਛਾਣ ਫੰਕਸ਼ਨ ਹੈ,
ਪੜਤਾਲ
ਵੇਰਵੇ
1 2 ਅੱਗੇ > >> ਪੰਨਾ 1/2
ਸਾਡੇ ਪਿਛੇ ਆਓ
© ਕਾਪੀਰਾਈਟ - 2010-2020:
ਸਾਰੇ ਅਧਿਕਾਰ ਰਾਖਵੇਂ ਹਨ।
ਗਰਮ ਉਤਪਾਦ, ਸਾਈਟਮੈਪ
ਐਕਸ-ਰੇ ਬੈਗੇਜ ਇੰਸਪੈਕਸ਼ਨ
ਸਿਸਟਮ, ਐਕਸ-ਰੇ ਇੰਸਪੈਕਸ਼ਨ
ਸਿਸਟਮ, ਡੁਅਲ ਵਿਊ ਐਕਸ-ਰੇ
ਸਾਡੇ ਨਾਲ ਸੰਪਰਕ ਕਰੋ
ਗ੍ਰੈਂਡਿੰਗ ਟੈਕਨਾਲੋਜੀ ਕੰ., ਲਿਮਿਟੇਡ
ਫੋਨ: 0086-15201823916
ਈ - ਮੇਲ:marketing@granding.com
ਈ - ਮੇਲ:kayla@granding.com
Whatsapp: 0086-15201823916
ਉਤਪਾਦ
ਸਮਾਂ ਹਾਜ਼ਰੀ ਸਿਸਟਮ
ਬਾਇਓਮੈਟ੍ਰਿਕ ਸਮਾਰਟ ਲਾਕ
ਟਰਨਸਟਾਇਲ ਅਤੇ ਰੁਕਾਵਟਾਂ
ਬੁਖਾਰ ਖੋਜੀ
ਗਾਰਡ ਟੂਰ ਪੈਟਰੋਲ
ਮੈਟਲ ਡਿਟੈਕਟਰ
ਪੀ.ਓ.ਐੱਸ
ਸਮਾਰਟ ਪਾਰਕਿੰਗ
ਸਾਫਟਵੇਅਰ
ਦਿਖਣਯੋਗ ਰੋਸ਼ਨੀ ਚਿਹਰੇ ਦੀ ਪਛਾਣ
ਪੜਤਾਲ
ਸਾਡੇ ਉਤਪਾਦਾਂ ਜਾਂ ਕੀਮਤ ਸੂਚੀ ਬਾਰੇ ਪੁੱਛਗਿੱਛ
ਲਈ, ਕਿਰਪਾ ਕਰਕੇ ਸਾਨੂੰ ਆਪਣੀ ਈਮੇਲ ਛੱਡੋ
ਅਤੇ ਅਸੀਂ 24 ਘੰਟਿਆਂ ਦੇ ਅੰਦਰ ਸੰਪਰਕ ਵਿੱਚ
ਰਹਾਂਗੇ।
ਕੀਮਤ ਸੂਚੀ ਲਈ ਪੁੱਛਗਿੱਛ